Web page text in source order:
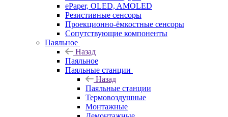
ePaper, OLED, AMOLED
Резистивные сенсоры
Проекционно-ёмкостные сенсоры
Сопутствующие компоненты
Паяльное
Назад
Паяльное
Паяльные станции
Назад
Паяльные станции
Термовоздушные
Монтажные